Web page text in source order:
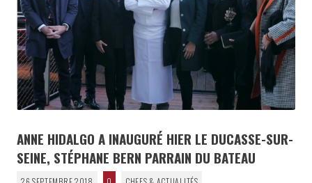
ANNE HIDALGO A INAUGURÉ HIER LE DUCASSE-SUR-
SEINE, STÉPHANE BERN PARRAIN DU BATEAU